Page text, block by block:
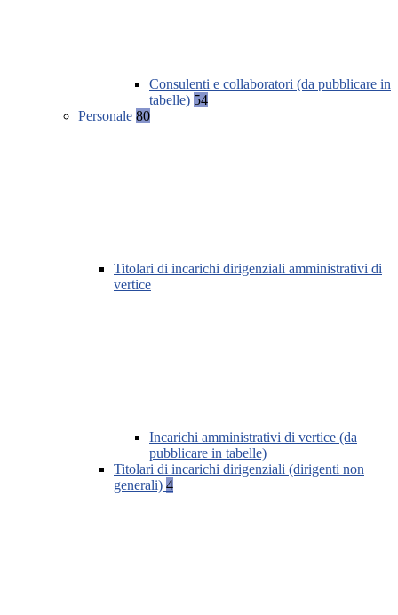
Consulenti e collaboratori (da pubblicare in
tabelle) 54
Personale 80
Titolari di incarichi dirigenziali amministrativi di
vertice
Incarichi amministrativi di vertice (da
pubblicare in tabelle)
Titolari di incarichi dirigenziali (dirigenti non
generali) 4